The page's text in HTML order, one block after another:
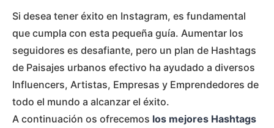
Si desea tener éxito en Instagram, es fundamental
que cumpla con esta pequeña guía. Aumentar los
seguidores es desafiante, pero un plan de Hashtags
de Paisajes urbanos efectivo ha ayudado a diversos
Influencers, Artistas, Empresas y Emprendedores de
todo el mundo a alcanzar el éxito.
A continuación os ofrecemos los mejores Hashtags